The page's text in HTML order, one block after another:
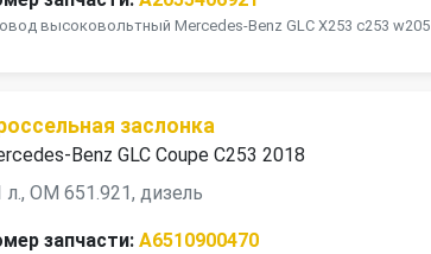
высоковольтный Mercedes-Benz GLC X253 c253 w205
заслонка
Benz GLC Coupe C253 2018
л., OM 651.921, дизель
запчасти: A6510900470